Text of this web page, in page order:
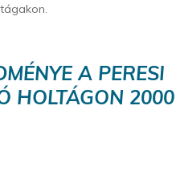
A PERESI
HOLTÁGON 2000